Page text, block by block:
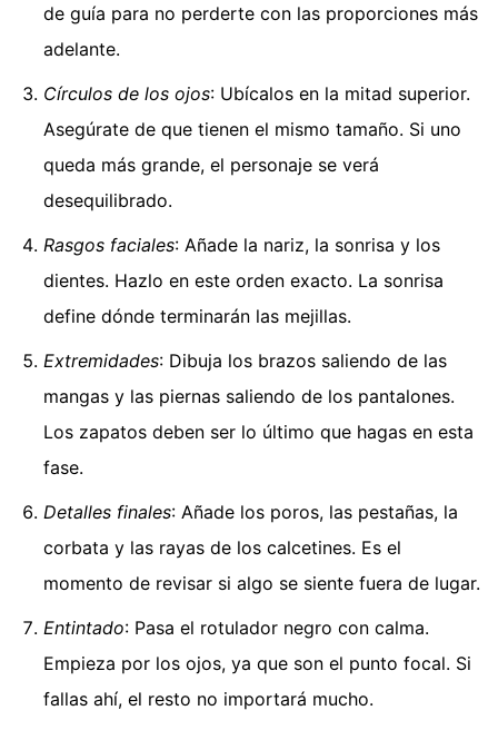
de guía para no perderte con las proporciones más
adelante.
Círculos de los ojos: Ubícalos en la mitad superior.
Asegúrate de que tienen el mismo tamaño. Si uno
queda más grande, el personaje se verá
desequilibrado.
Rasgos faciales: Añade la nariz, la sonrisa y los
dientes. Hazlo en este orden exacto. La sonrisa
define dónde terminarán las mejillas.
Extremidades: Dibuja los brazos saliendo de las
mangas y las piernas saliendo de los pantalones.
Los zapatos deben ser lo último que hagas en esta
fase.
Detalles finales: Añade los poros, las pestañas, la
corbata y las rayas de los calcetines. Es el
momento de revisar si algo se siente fuera de lugar.
Entintado: Pasa el rotulador negro con calma.
Empieza por los ojos, ya que son el punto focal. Si
fallas ahí, el resto no importará mucho.